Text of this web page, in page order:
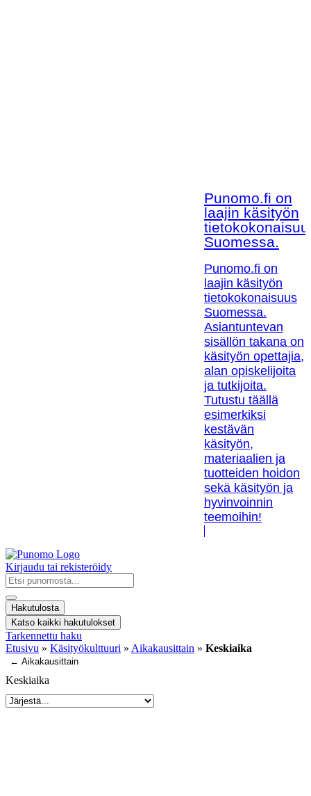
Punomo.fi on
laajin käsityön
Suomessa.
Punomo.fi on
laajin käsityön
tietokokonaisuus
Suomessa.
Asiantuntevan
sisällön takana on
käsityön opettajia,
alan opiskelijoita
ja tutkijoita.
Tutustu täällä
esimerkiksi
kestävän
käsityön,
materiaalien ja
tuotteiden hoidon
sekä käsityön ja
hyvinvoinnin
teemoihin!
Kirjaudu tai rekisteröidy
Search
...
Hakutulosta
Katso kaikki hakutulokset
Tarkennettu haku
Etusivu » Käsityökulttuuri » Aikakausittain » Keskiaika
← Aikakausittain
Keskiaika